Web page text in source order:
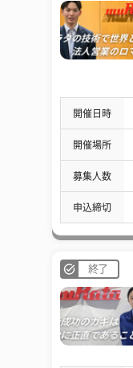
開催日時
開催場所
募集人数
申込締切
終了